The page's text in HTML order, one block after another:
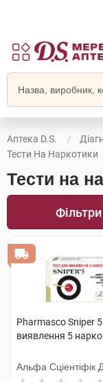
Аптека D.S.
Тести На Наркотики
Тести на
Фільтри
Pharmasco Sniper
виявлення 5
Альфа Сціентіфік